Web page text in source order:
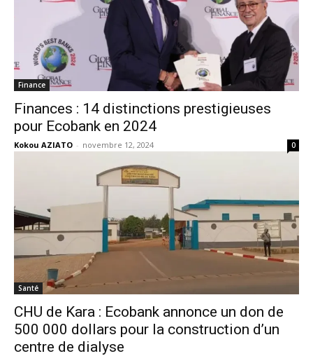
Finance
Finances : 14 distinctions prestigieuses
pour Ecobank en 2024
Kokou AZIATO - novembre 12, 2024 0
Santé
CHU de Kara : Ecobank annonce un don de
500 000 dollars pour la construction d’un
centre de dialyse